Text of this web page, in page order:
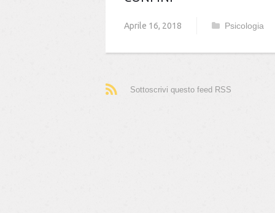
Aprile 16, 2018 Psicologia
Sottoscrivi questo feed RSS